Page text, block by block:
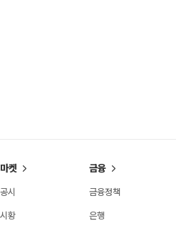
마켓
공시
시황
금융
금융정책
은행